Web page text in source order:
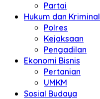
Partai
Hukum dan Kriminal
Polres
Kejaksaan
Pengadilan
Ekonomi Bisnis
Pertanian
UMKM
Sosial Budaya